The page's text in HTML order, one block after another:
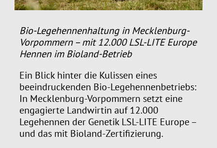
Bio-Legehennenhaltung in Mecklenburg-
Vorpommern – mit 12.000 LSL-LITE Europe
Hennen im Bioland-Betrieb
Ein Blick hinter die Kulissen eines
beeindruckenden Bio-Legehennenbetriebs:
In Mecklenburg-Vorpommern setzt eine
engagierte Landwirtin auf 12.000
Legehennen der Genetik LSL-LITE Europe –
und das mit Bioland-Zertifizierung.